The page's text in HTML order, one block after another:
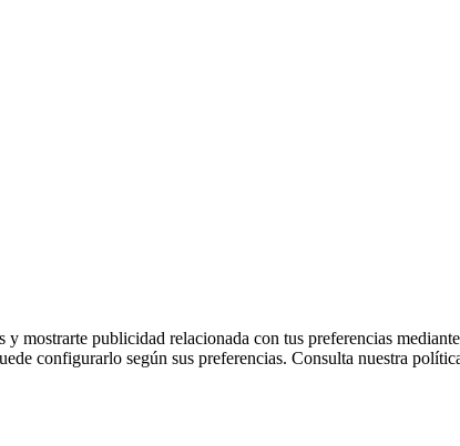
mostrarte publicidad relacionada con tus preferencias
configurarlo según sus preferencias. Consulta nuestra